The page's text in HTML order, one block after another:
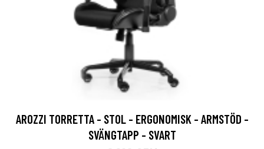
AROZZI TORRETTA - STOL - ERGONOMISK - ARMSTÖD -
SVÄNGTAPP - SVART